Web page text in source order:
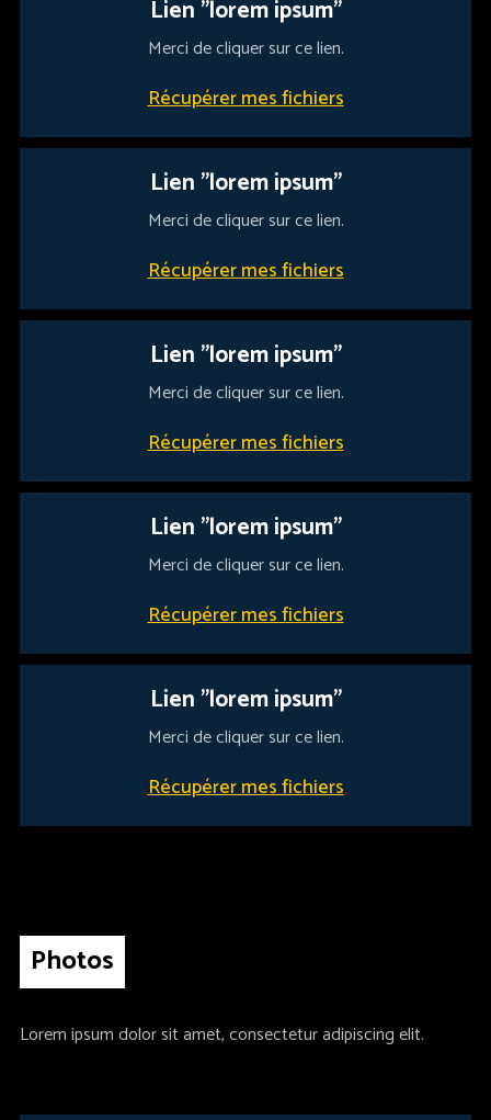
Lien "lorem ipsum"
Merci de cliquer sur ce lien.
Récupérer mes fichiers
Lien "lorem ipsum"
Merci de cliquer sur ce lien.
Récupérer mes fichiers
Lien "lorem ipsum"
Merci de cliquer sur ce lien.
Récupérer mes fichiers
Lien "lorem ipsum"
Merci de cliquer sur ce lien.
Récupérer mes fichiers
Lien "lorem ipsum"
Merci de cliquer sur ce lien.
Récupérer mes fichiers
Photos
Lorem ipsum dolor sit amet, consectetur adipiscing elit.